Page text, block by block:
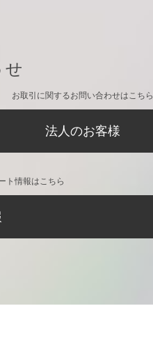
お取引に関するお問い合わせはこちら
法人のお客様
ト情報はこちら